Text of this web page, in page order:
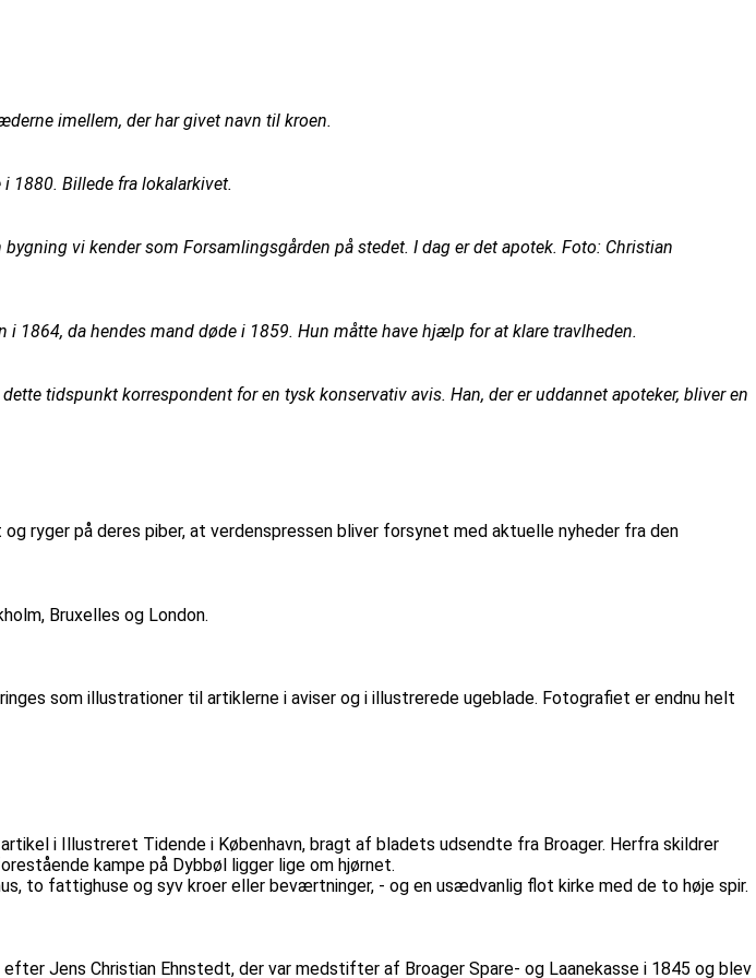
imellem, der har givet navn til kroen.
1880. Billede fra lokalarkivet.
vi kender som Forsamlingsgården på stedet. I dag er det apotek. Foto: Christian
1864, da hendes mand døde i 1859. Hun måtte have hjælp for at klare travlheden.
tidspunkt korrespondent for en tysk konservativ avis. Han, der er uddannet apoteker, bliver en
ryger på deres piber, at verdenspressen bliver forsynet med aktuelle nyheder fra den
Bruxelles og London.
som illustrationer til artiklerne i aviser og i illustrerede ugeblade. Fotografiet er endnu helt
i Illustreret Tidende i København, bragt af bladets udsendte fra Broager. Herfra skildrer
kampe på Dybbøl ligger lige om hjørnet.
to fattighuse og syv kroer eller beværtninger, - og en usædvanlig flot kirke med de to høje spir.
Jens Christian Ehnstedt, der var medstifter af Broager Spare- og Laanekasse i 1845 og blev